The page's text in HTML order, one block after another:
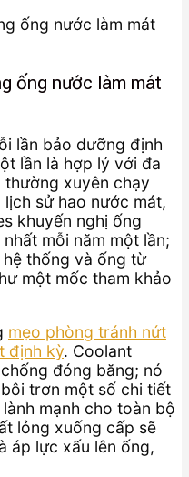
ống nước làm mát
lần bảo dưỡng định
lần là hợp lý với đa
xuyên chạy
sử hao nước mát,
khuyến nghị ống
mỗi năm một lần;
thống và ống từ
một mốc tham khảo
mẹo phòng tránh nứt
định kỳ. Coolant
đóng băng; nó
trơn một số chi tiết
mạnh cho toàn bộ
lỏng xuống cấp sẽ
áp lực xấu lên ống,